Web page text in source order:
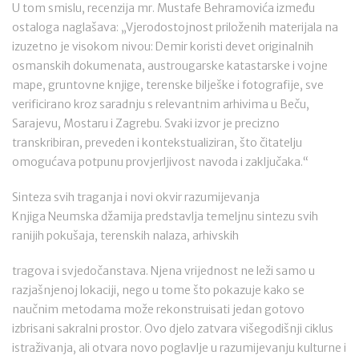
U tom smislu, recenzija mr. Mustafe Behramovića između
ostaloga naglašava: „Vjerodostojnost priloženih materijala na
izuzetno je visokom nivou: Demir koristi devet originalnih
osmanskih dokumenata, austrougarske katastarske i vojne
mape, gruntovne knjige, terenske bilješke i fotografije, sve
verificirano kroz saradnju s relevantnim arhivima u Beču,
Sarajevu, Mostaru i Zagrebu. Svaki izvor je precizno
transkribiran, preveden i kontekstualiziran, što čitatelju
omogućava potpunu provjerljivost navoda i zaključaka.“
Sinteza svih traganja i novi okvir razumijevanja
Knjiga Neumska džamija predstavlja temeljnu sintezu svih
ranijih pokušaja, terenskih nalaza, arhivskih
tragova i svjedočanstava. Njena vrijednost ne leži samo u
razjašnjenoj lokaciji, nego u tome što pokazuje kako se
naučnim metodama može rekonstruisati jedan gotovo
izbrisani sakralni prostor. Ovo djelo zatvara višegodišnji ciklus
istraživanja, ali otvara novo poglavlje u razumijevanju kulturne i